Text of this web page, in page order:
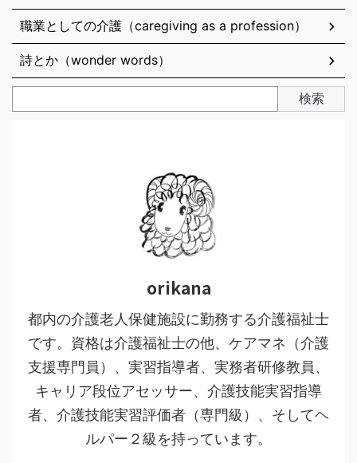
職業としての介護（caregiving as a profession）
詩とか（wonder words）
検索
orikana
都内の介護老人保健施設に勤務する介護福祉士
です。資格は介護福祉士の他、ケアマネ（介護
支援専門員）、実習指導者、実務者研修教員、
キャリア段位アセッサー、介護技能実習指導
者、介護技能実習評価者（専門級）、そしてヘ
ルパー２級を持っています。